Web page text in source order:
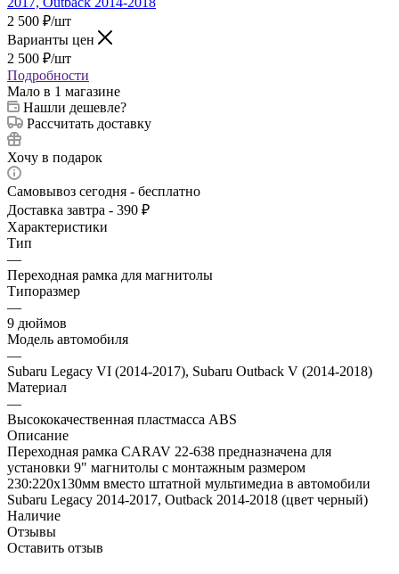
2 500 ₽/шт
Варианты цен
2 500 ₽/шт
Подробности
Мало в 1 магазине
Нашли дешевле?
Рассчитать доставку
Хочу в подарок
Самовывоз сегодня - бесплатно
Доставка завтра - 390 ₽
Характеристики
Тип
—
Переходная рамка для магнитолы
Типоразмер
—
9 дюймов
Модель автомобиля
—
Subaru Legacy VI (2014-2017), Subaru Outback V (2014-2018)
Материал
—
Высококачественная пластмасса ABS
Описание
Переходная рамка CARAV 22-638 предназначена для
установки 9" магнитолы с монтажным размером
230:220х130мм вместо штатной мультимедиа в автомобили
Subaru Legacy 2014-2017, Outback 2014-2018 (цвет черный)
Наличие
Отзывы
Оставить отзыв